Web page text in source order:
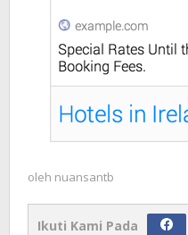
oleh nuansantb
Ikuti Kami Pada